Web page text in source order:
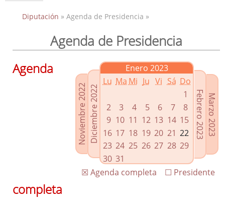
Presidencia
Grupos Políticos
Enlaces relacionados
Agenda de Presidencia
Plenos provinciales y Juntas de gobierno
Oficina de Proyectos Europeos
Diputación » Agenda de Presidencia »
Agenda de Presidencia
Noviembre 2022Diciembre 2022
Enero 2023
Lu Ma Mi Ju Vi Sá Do
1
2
3 4 5 6 7
8
9 10 11 12 13 14 15
16 17 18 19 20 21 22
23 24 25 26 27 28 29
30 31
Marzo 2023
Febrero 2023
☐ Presidente
☒ Agenda completa
Agenda
completa